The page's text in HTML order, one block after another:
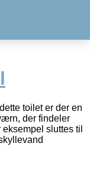
toilet er der en
der findeler
sluttes til